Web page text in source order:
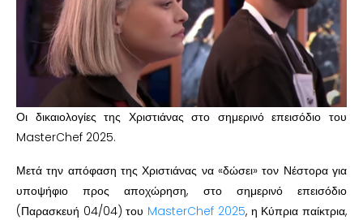
Οι δικαιολογίες της Χριστιάνας στο σημερινό επεισόδιο του
MasterChef 2025.
Μετά την απόφαση της Χριστιάνας να «δώσει» τον Νέστορα για
υποψήφιο προς αποχώρηση, στο σημερινό επεισόδιο
(Παρασκευή 04/04) του MasterChef 2025, η Κύπρια παίκτρια,